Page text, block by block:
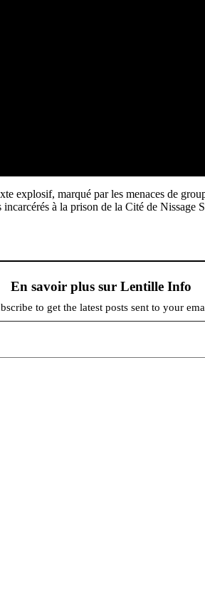
explosif, marqué par les menaces de
à la prison de la Cité de Nissage
En savoir plus sur Lentille Info
to get the latest posts sent to your